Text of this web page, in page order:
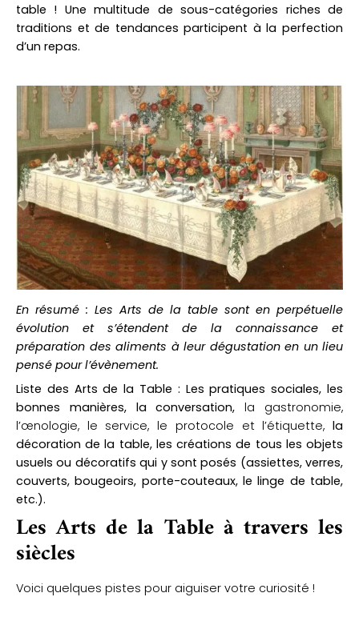
table ! Une multitude de sous-catégories riches de
traditions et de tendances participent à la perfection
d’un repas.
En résumé : Les Arts de la table sont en perpétuelle
évolution et s’étendent de la connaissance et
préparation des aliments à leur dégustation en un lieu
pensé pour l’évènement.
Liste des Arts de la Table : Les pratiques sociales, les
bonnes manières, la conversation,la gastronomie,
l’œnologie, le service, le protocole et l’étiquette, la
décoration de la table, les créations de tous les objets
usuels ou décoratifs qui y sont posés (assiettes, verres,
couverts, bougeoirs, porte-couteaux, le linge de table,
etc.).
Les Arts de la Table à travers les
siècles
Voici quelques pistes pour aiguiser votre curiosité !